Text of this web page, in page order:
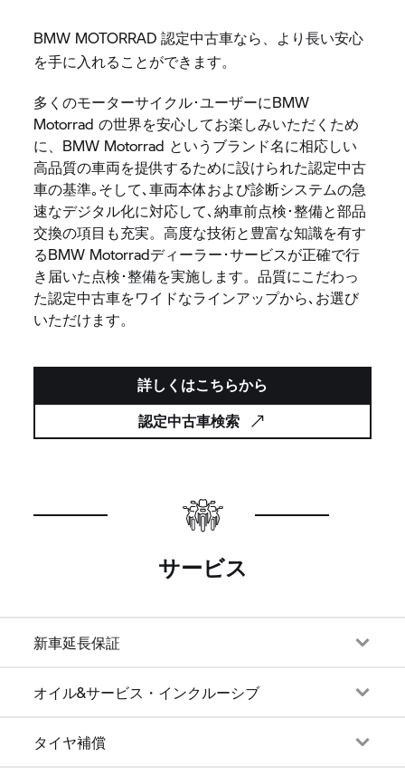
BMW MOTORRAD 認定中古車なら、より長い安心
を手に入れることができます。
多くのモーターサイクル･ユーザーにBMW
Motorrad の世界を安心してお楽しみいただくため
に、BMW Motorrad というブランド名に相応しい
高品質の車両を提供するために設けられた認定中古
車の基準｡そして､車両本体および診断システムの急
速なデジタル化に対応して､納車前点検･整備と部品
交換の項目も充実。高度な技術と豊富な知識を有す
るBMW Motorradディーラー･サービスが正確で行
き届いた点検･整備を実施します。品質にこだわっ
た認定中古車をワイドなラインアップから､お選び
いただけます。
詳しくはこちらから
認定中古車検索
サービス
新車延長保証
オイル&サービス・インクルーシブ
タイヤ補償